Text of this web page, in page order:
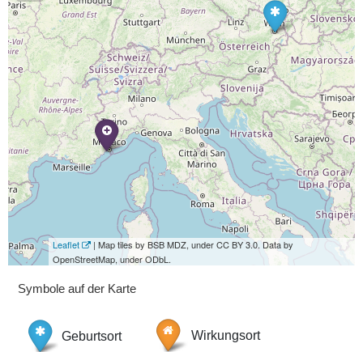
Leaflet
| Map tiles by BSB MDZ, under CC BY 3.0. Data by
OpenStreetMap, under ODbL.
Symbole auf der Karte
Geburtsort Wirkungsort